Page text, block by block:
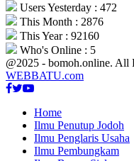
Users Yesterday : 472
This Month : 2876
This Year : 92160
Who's Online : 5
@2025 - bomoh.online. All
WEBBATU.com
Facebook
Twitter
Youtube
Home
Ilmu Penutup Jodoh
Ilmu Penglaris Usaha
Ilmu Pembungkam